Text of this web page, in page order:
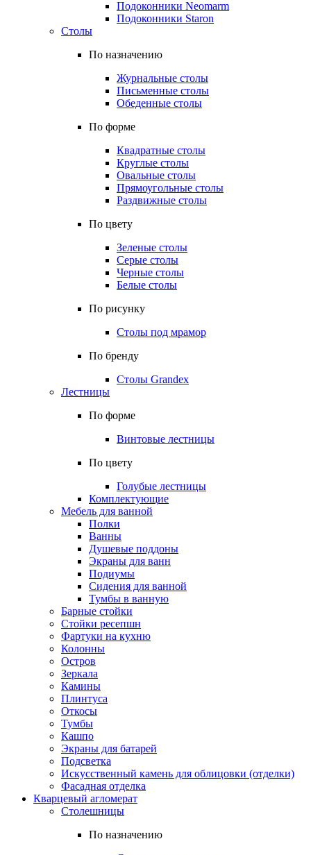
Подоконники Neomarm
Подоконники Staron
Столы
По назначению
Журнальные столы
Письменные столы
Обеденные столы
По форме
Квадратные столы
Круглые столы
Овальные столы
Прямоугольные столы
Раздвижные столы
По цвету
Зеленые столы
Серые столы
Черные столы
Белые столы
По рисунку
Столы под мрамор
По бренду
Столы Grandex
Лестницы
По форме
Винтовые лестницы
По цвету
Голубые лестницы
Комплектующие
Мебель для ванной
Полки
Ванны
Душевые поддоны
Экраны для ванн
Подиумы
Сидения для ванной
Тумбы в ванную
Барные стойки
Стойки ресепшн
Фартуки на кухню
Колонны
Остров
Зеркала
Камины
Плинтуса
Откосы
Тумбы
Кашпо
Экраны для батарей
Подсветка
Искусственный камень для облицовки (отделки)
Фасадная отделка
Кварцевый агломерат
Столешницы
По назначению